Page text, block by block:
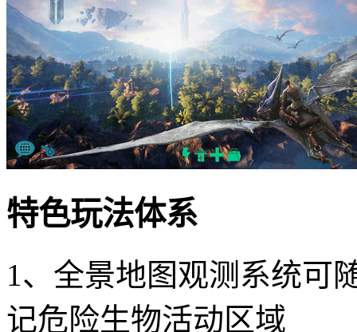
特色玩法体系
1、全景地图观测系统可
记危险生物活动区域